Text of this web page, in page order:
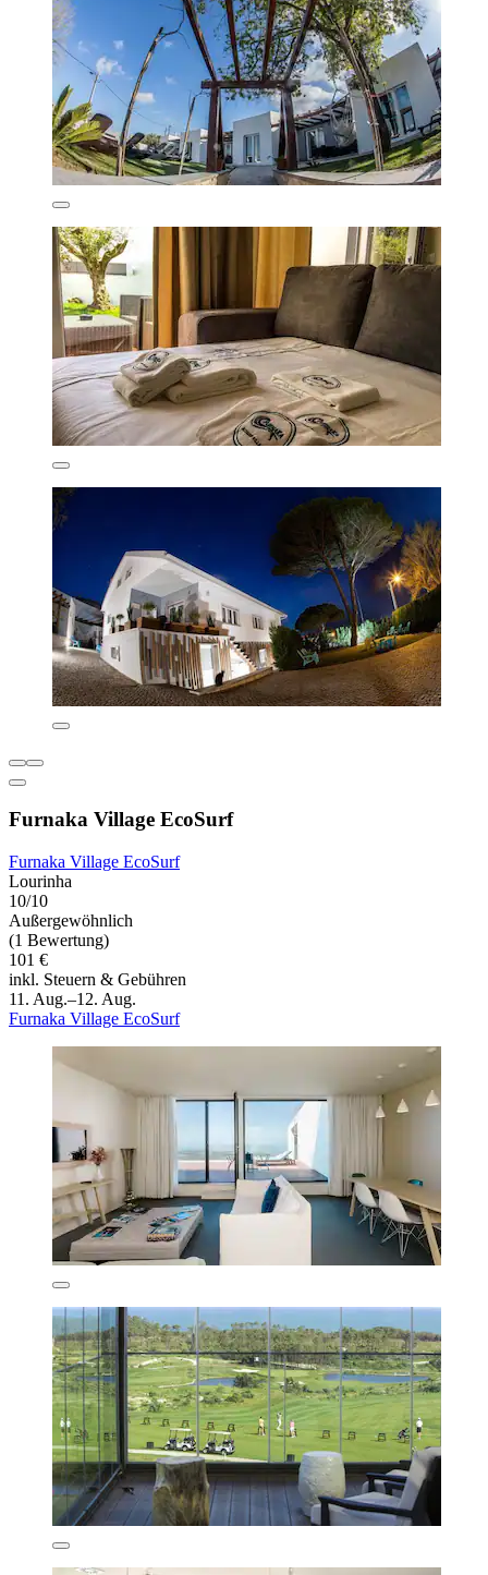
Furnaka Village EcoSurf
Furnaka Village EcoSurf
Lourinha
10/10
Außergewöhnlich
(1 Bewertung)
101 €
inkl. Steuern & Gebühren
11. Aug.–12. Aug.
Furnaka Village EcoSurf